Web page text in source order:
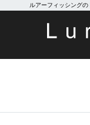
ルアーフィッシング